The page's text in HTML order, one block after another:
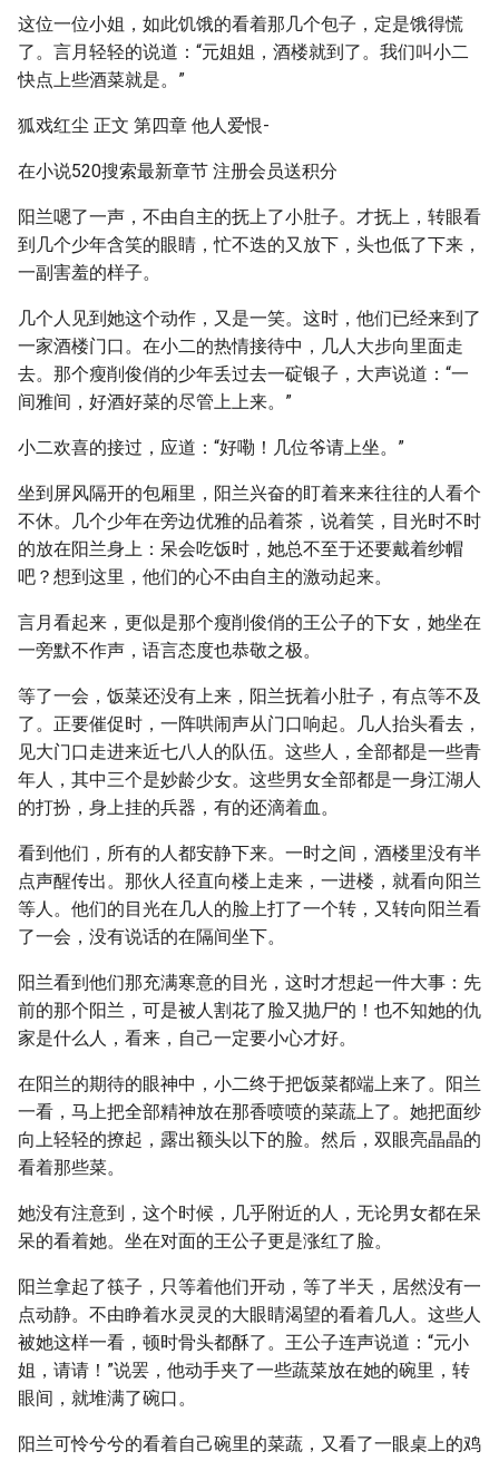
这位一位小姐，如此饥饿的看着那几个包子，定是饿得慌
了。言月轻轻的说道：“元姐姐，酒楼就到了。我们叫小二
快点上些酒菜就是。”
狐戏红尘 正文 第四章 他人爱恨-
在小说520搜索最新章节 注册会员送积分
阳兰嗯了一声，不由自主的抚上了小肚子。才抚上，转眼看
到几个少年含笑的眼睛，忙不迭的又放下，头也低了下来，
一副害羞的样子。
几个人见到她这个动作，又是一笑。这时，他们已经来到了
一家酒楼门口。在小二的热情接待中，几人大步向里面走
去。那个瘦削俊俏的少年丢过去一碇银子，大声说道：“一
间雅间，好酒好菜的尽管上上来。”
小二欢喜的接过，应道：“好嘞！几位爷请上坐。”
坐到屏风隔开的包厢里，阳兰兴奋的盯着来来往往的人看个
不休。几个少年在旁边优雅的品着茶，说着笑，目光时不时
的放在阳兰身上：呆会吃饭时，她总不至于还要戴着纱帽
吧？想到这里，他们的心不由自主的激动起来。
言月看起来，更似是那个瘦削俊俏的王公子的下女，她坐在
一旁默不作声，语言态度也恭敬之极。
等了一会，饭菜还没有上来，阳兰抚着小肚子，有点等不及
了。正要催促时，一阵哄闹声从门口响起。几人抬头看去，
见大门口走进来近七八人的队伍。这些人，全部都是一些青
年人，其中三个是妙龄少女。这些男女全部都是一身江湖人
的打扮，身上挂的兵器，有的还滴着血。
看到他们，所有的人都安静下来。一时之间，酒楼里没有半
点声醒传出。那伙人径直向楼上走来，一进楼，就看向阳兰
等人。他们的目光在几人的脸上打了一个转，又转向阳兰看
了一会，没有说话的在隔间坐下。
阳兰看到他们那充满寒意的目光，这时才想起一件大事：先
前的那个阳兰，可是被人割花了脸又抛尸的！也不知她的仇
家是什么人，看来，自己一定要小心才好。
在阳兰的期待的眼神中，小二终于把饭菜都端上来了。阳兰
一看，马上把全部精神放在那香喷喷的菜蔬上了。她把面纱
向上轻轻的撩起，露出额头以下的脸。然后，双眼亮晶晶的
看着那些菜。
她没有注意到，这个时候，几乎附近的人，无论男女都在呆
呆的看着她。坐在对面的王公子更是涨红了脸。
阳兰拿起了筷子，只等着他们开动，等了半天，居然没有一
点动静。不由睁着水灵灵的大眼睛渴望的看着几人。这些人
被她这样一看，顿时骨头都酥了。王公子连声说道：“元小
姐，请请！”说罢，他动手夹了一些蔬菜放在她的碗里，转
眼间，就堆满了碗口。
阳兰可怜兮兮的看着自己碗里的菜蔬，又看了一眼桌上的鸡